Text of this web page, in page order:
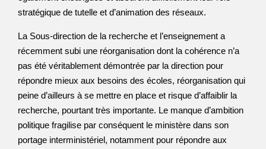
stratégique de tutelle et d’animation des réseaux.
La Sous-direction de la recherche et l’enseignement a
récemment subi une réorganisation dont la cohérence n’a
pas été véritablement démontrée par la direction pour
répondre mieux aux besoins des écoles, réorganisation qui
peine d’ailleurs à se mettre en place et risque d’affaiblir la
recherche, pourtant très importante. Le manque d’ambition
politique fragilise par conséquent le ministère dans son
portage interministériel, notamment pour répondre aux